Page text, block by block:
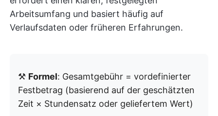
Arbeitsumfang und basiert häufig auf
Verlaufsdaten oder früheren Erfahrungen.
⚒️ Formel: Gesamtgebühr = vordefinierter
Festbetrag (basierend auf der geschätzten
Zeit × Stundensatz oder geliefertem Wert)